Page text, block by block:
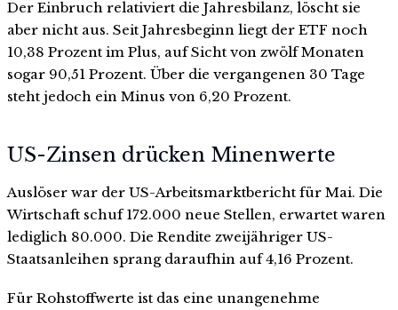
Der Einbruch relativiert die Jahresbilanz, löscht sie
aber nicht aus. Seit Jahresbeginn liegt der ETF noch
10,38 Prozent im Plus, auf Sicht von zwölf Monaten
sogar 90,51 Prozent. Über die vergangenen 30 Tage
steht jedoch ein Minus von 6,20 Prozent.
US-Zinsen drücken Minenwerte
Auslöser war der US-Arbeitsmarktbericht für Mai. Die
Wirtschaft schuf 172.000 neue Stellen, erwartet waren
lediglich 80.000. Die Rendite zweijähriger US-
Staatsanleihen sprang daraufhin auf 4,16 Prozent.
Für Rohstoffwerte ist das eine unangenehme